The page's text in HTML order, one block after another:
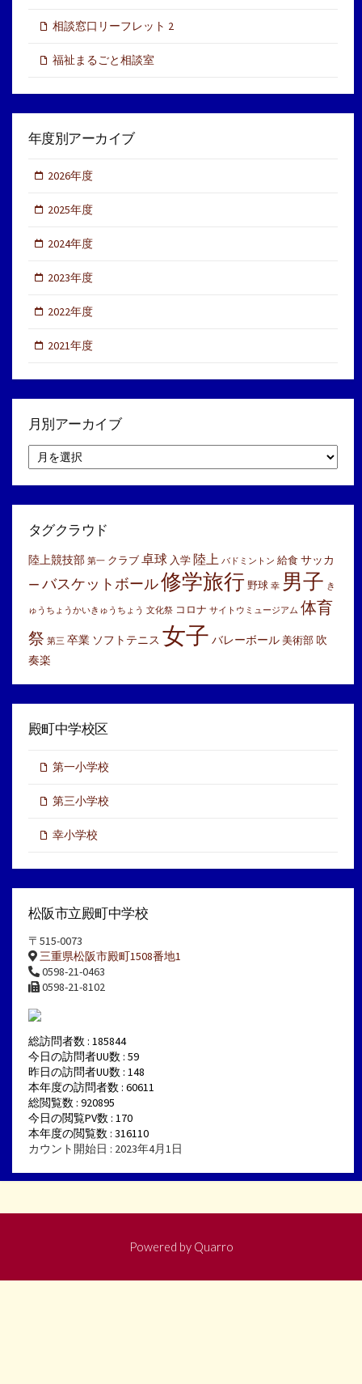
相談窓口リーフレット 2
福祉まるごと相談室
年度別アーカイブ
2026年度
2025年度
2024年度
2023年度
2022年度
2021年度
月別アーカイブ
別
ア
イ
タグクラウド
陸上競技部 第一 クラブ 卓球 入学 陸上 バドミントン 給食 サッカ
ー バスケットボール修学旅行 野球 幸 男子 き
ゅうちょうかいきゅうちょう 文化祭 コロナ サイトウミュージアム 体育
祭 第三 卒業 ソフトテニス 女子 バレーボール 美術部 吹
奏楽
殿町中学校区
第一小学校
第三小学校
幸小学校
松阪市立殿町中学校
〒515-0073
三重県松阪市殿町1508番地1
0598-21-0463
0598-21-8102
総訪問者数 : 185844
今日の訪問者UU数 : 59
昨日の訪問者UU数 : 148
本年度の訪問者数 : 60611
総閲覧数 : 920895
今日の閲覧PV数 : 170
本年度の閲覧数 : 316110
カウント開始日 : 2023年4月1日
Powered by Quarro